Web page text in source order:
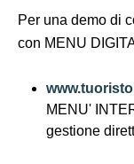
Per una demo di
con MENU
MENU'
gestione